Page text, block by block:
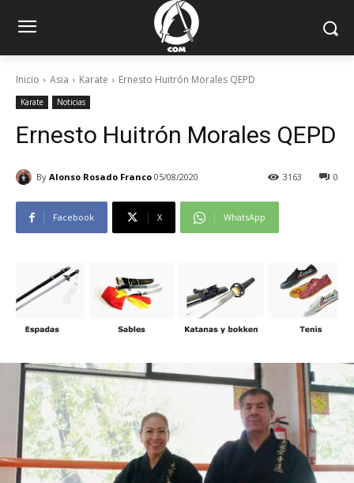
Inicio Asia Karate Ernesto Huitrón Morales QEPD
Karate Noticias
Ernesto Huitrón Morales QEPD
By Alonso Rosado Franco 05/08/2020 0
3163
Facebook X WhatsApp